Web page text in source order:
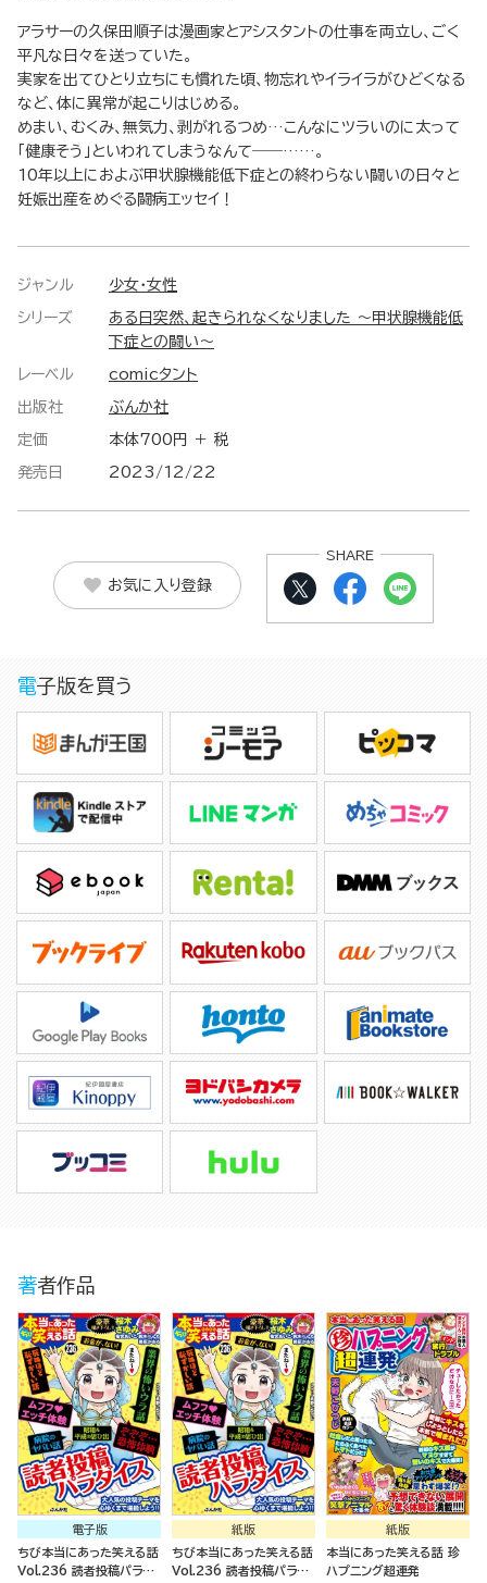
アラサーの久保田順子は漫画家とアシスタントの仕事を両立し、ごく
平凡な日々を送っていた。
実家を出てひとり立ちにも慣れた頃、物忘れやイライラがひどくなる
など、体に異常が起こりはじめる。
めまい、むくみ、無気力、剥がれるつめ…こんなにツラいのに太って
「健康そう」といわれてしまうなんて――……。
10年以上におよぶ甲状腺機能低下症との終わらない闘いの日々と
妊娠出産をめぐる闘病エッセイ！
ジャンル 少女・女性
シリーズ
ある日突然、起きられなくなりました ～甲状腺機能低
下症との闘い～
レーベル comicタント
出版社 ぶんか社
定価 本体700円 ＋ 税
発売日 2023/12/22
お気に入り登録
SHARE
電子版を買う
著者作品
電子版
ちび本当にあった笑える話
Vol.236 読者投稿パラダ
紙版
ちび本当にあった笑える話
Vol.236 読者投稿パラダ
紙版
本当にあった笑える話 珍
ハプニング超連発